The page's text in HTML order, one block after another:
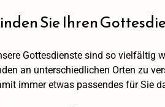
Sie Ihren
Gottesdienste sind so vielfältig
an unterschiedlichen Orten zu
immer etwas passendes für Sie